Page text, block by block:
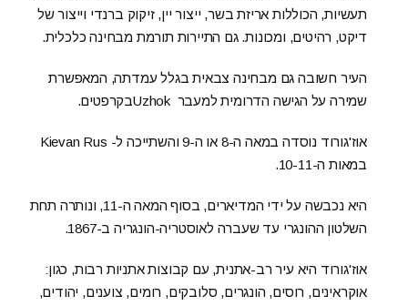
תעשיות, הכוללות אריזת בשר, ייצור יין, זיקוק ברנדי וייצור של
דיקט, רהיטים, ומכונות. גם התיירות תורמת מבחינה כלכלית.
העיר חשובה גם מבחינה צבאית בגלל עמדתה, המאפשרת
שמירה על הגישה הדרומית למעבר Uzhokבקרפטים.
אוז'גורוד נוסדה במאה ה-8 או ה-9 והשתייכה ל- Kievan Rus
במאות ה-10-11.
היא נכבשה על ידי המדיארים, בסוף המאה ה-11, ונותרה תחת
השלטון ההונגרי עד שעברה לאוסטריה-הונגריה ב-1867.
אוז'גורוד היא עיר רב-אתנית, עם קבוצות אתניות רבות, כגון:
אוקראינים, רוסים, הונגרים, סלובקים, רומים, צוענים, יהודים,